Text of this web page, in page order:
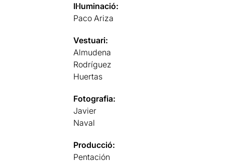
Il·luminació:
Paco Ariza
Vestuari:
Almudena
Rodríguez
Huertas
Fotografia:
Javier
Naval
Producció:
Pentación